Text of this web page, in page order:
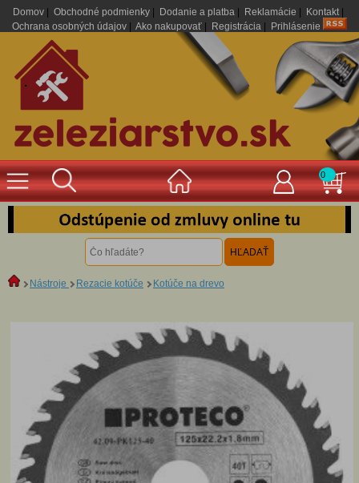
Domov Obchodné podmienky Dodanie a platba Reklamácie Kontakt|
Ochrana osobných údajov
Ako nakupovať Registrácia Prihlásenie
.
0
Nástroje Rezacie kotúče Kotúče na drevo